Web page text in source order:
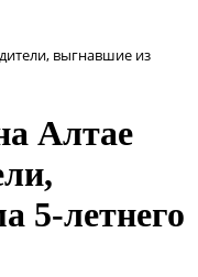
выгнавшие из
Алтае
5-летнего